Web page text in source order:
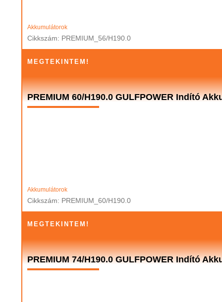
Akkumulátorok
Cikkszám: PREMIUM_56/H190.0
MEGTEKINTEM!
PREMIUM 60/H190.0 GULFPOWER Indító
Akkumulátorok
Cikkszám: PREMIUM_60/H190.0
MEGTEKINTEM!
PREMIUM 74/H190.0 GULFPOWER Indító